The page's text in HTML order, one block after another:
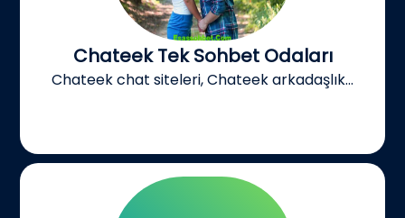
Chateek Tek Sohbet Odaları
Chateek chat siteleri, Chateek arkadaşlık...